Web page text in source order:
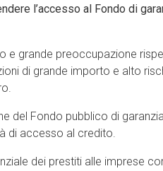
l’accesso al Fondo di
e grande preoccupazione
di grande importo e alto
del Fondo pubblico di
di accesso al credito.
dei prestiti alle imprese